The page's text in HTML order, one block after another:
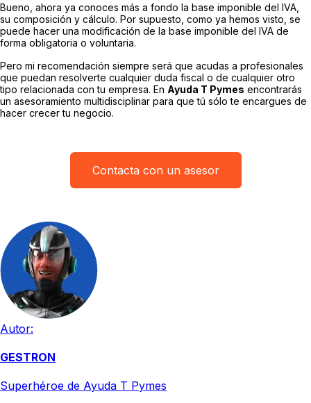
Bueno, ahora ya conoces más a fondo la base imponible del IVA,
su composición y cálculo. Por supuesto, como ya hemos visto, se
puede hacer una modificación de la base imponible del IVA de
forma obligatoria o voluntaria.
Pero mi recomendación siempre será que acudas a profesionales
que puedan resolverte cualquier duda fiscal o de cualquier otro
tipo relacionada con tu empresa. En Ayuda T Pymes encontrarás
un asesoramiento multidisciplinar para que tú sólo te encargues de
hacer crecer tu negocio.
Contacta con un asesor
Autor:
GESTRON
Superhéroe de Ayuda T Pymes